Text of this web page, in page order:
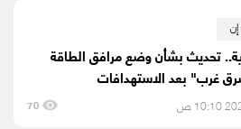
تحديث بشأن وضع مرافق الطاقة
غرب" بعد الاستهدافات
ص 70